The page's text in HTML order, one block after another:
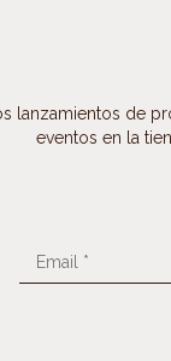
lanzamientos de
eventos en la
Email